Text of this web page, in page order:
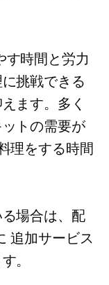
す時間と労力
挑戦できる
ます。多く
トの需要が
理をする時間
場合は、配
追加サービス
。